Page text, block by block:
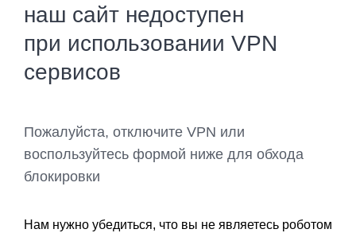
наш сайт недоступен
при использовании VPN
сервисов
Пожалуйста, отключите VPN или
воспользуйтесь формой ниже для обхода
блокировки
Нам нужно убедиться, что вы не являетесь роботом